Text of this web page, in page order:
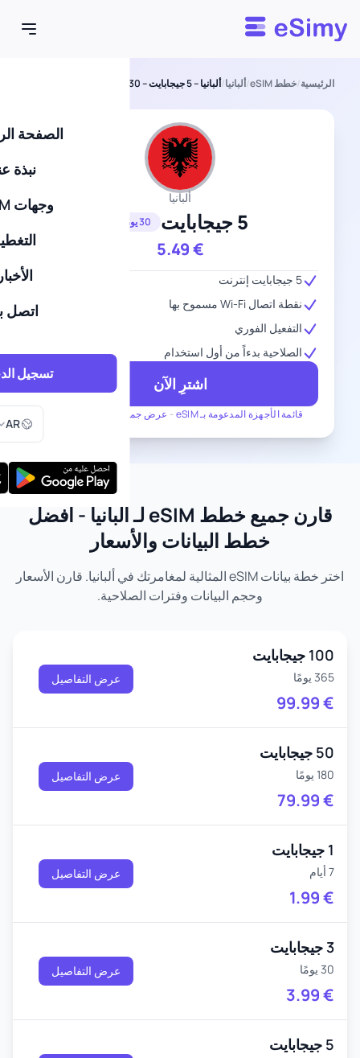
Esimy
الصفحة
نبذة
وجهات eSIM
اتصل
تسجيل
AR
اختر
الرئيسية/خطط eSIM /ألبانيا/ألبانيا – 5 جيجابايت – 30 يومًا
ألبانيا
5 جيجابايت 30 يومًا
5.49€
قائمة الأجهزة المدعومة بـ eSIM - عرض جميع الخطط لـ ألبانيا
5 جيجابايت إنترنت
نقطة اتصال Wi-Fi مسموح بها
التفعيل الفوري
الصلاحية بدءاً من أول استخدام
اشترِ الآن
قارن جميع خطط eSIM لـ ألبانيا - أفضل
خطط البيانات والأسعار
اختر خطة بيانات eSIM المثالية لمغامرتك في ألبانيا. قارن الأسعار
وحجم البيانات وفترات الصلاحية.
100 جيجابايت
365 يومًا
99.99€
عرض التفاصيل
50 جيجابايت
180 يومًا
79.99€
عرض التفاصيل
1 جيجابايت
7 أيام
1.99€
عرض التفاصيل
3 جيجابايت
30 يومًا
3.99€
عرض التفاصيل
5 جيجابايت